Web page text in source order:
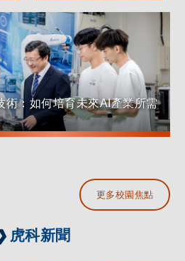
術：如何培育未來AI產業所需
更多校園焦點
虎科新聞